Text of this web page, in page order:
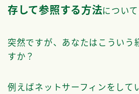
存して参照する方法につい
突然ですが、あなたはこういう
すか？
例えばネットサーフィンをして